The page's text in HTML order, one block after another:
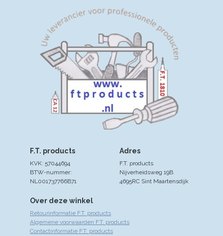
Over deze winkel
Retourinformatie F.T. products
Algemene voorwaarden F.T. products
Contactinformatie F.T. products
Adres
F.T. products
Nijverheidsweg 19B
4695RC Sint Maartensdijk
F.T. products
KVK: 57044694
BTW-nummer:
NL001737766B71